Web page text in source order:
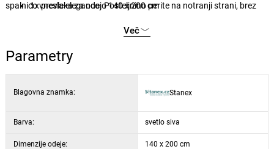
spalnico vnesla eleganco. Posteljnino perite na notranji strani, brez
1x prevleka za odejo 140 x 200 cm
Več
Parametry
Blagovna znamka: Stanex
Barva: svetlo siva
Dimenzije odeje: 140 x 200 cm